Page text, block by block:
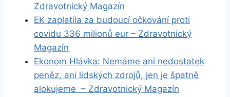
Zdravotnický Magazín
EK zaplatila za budoucí očkování proti
covidu 336 milionů eur – Zdravotnický
Magazín
Ekonom Hlávka: Nemáme ani nedostatek
peněz, ani lidských zdrojů, jen je špatně
alokujeme – Zdravotnický Magazín